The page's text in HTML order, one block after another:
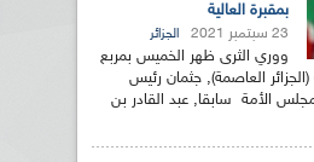
بمقبرة العالية
23 سبتمبر 2021 الجزائر
ووري الثرى ظهر الخميس بمربع
(الجزائر العاصمة), جثمان رئيس
الأمة سابقا, عبد القادر بن